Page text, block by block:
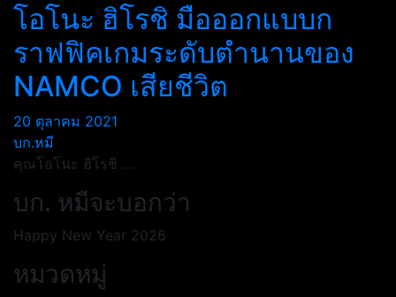
โอโนะ ฮิโรชิ มือออกแบบก
ราฟฟิคเกมระดับตำนานของ
NAMCO เสียชีวิต
20 ตุลาคม 2021
บก.หมี
คุณโอโนะ ฮิโรชิ …
บก. หมีจะบอกว่า
Happy New Year 2026
หมวดหมู่